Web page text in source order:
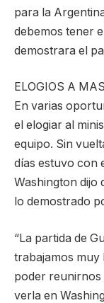
para la
debemos tener
demostrara el
ELOGIOS A
En varias
el elogiar al
equipo. Sin
días estuvo con
Washington dijo
lo demostrado
“La partida de
trabajamos muy
poder reunirnos
verla en